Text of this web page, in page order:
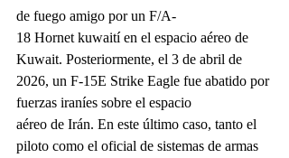
de fuego amigo por un F/A-
18 Hornet kuwaití en el espacio aéreo de
Kuwait. Posteriormente, el 3 de abril de
2026, un F-15E Strike Eagle fue abatido por
fuerzas iraníes sobre el espacio
aéreo de Irán. En este último caso, tanto el
piloto como el oficial de sistemas de armas